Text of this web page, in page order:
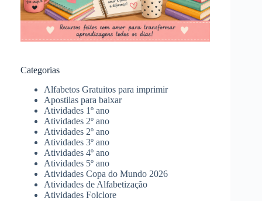
Categorias
Alfabetos Gratuitos para imprimir
Apostilas para baixar
Atividades 1º ano
Atividades 2º ano
Atividades 2º ano
Atividades 3º ano
Atividades 4º ano
Atividades 5º ano
Atividades Copa do Mundo 2026
Atividades de Alfabetização
Atividades Folclore